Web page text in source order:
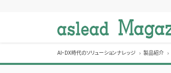
o
AI・DX時代のソリューションナレッジ 製品紹介